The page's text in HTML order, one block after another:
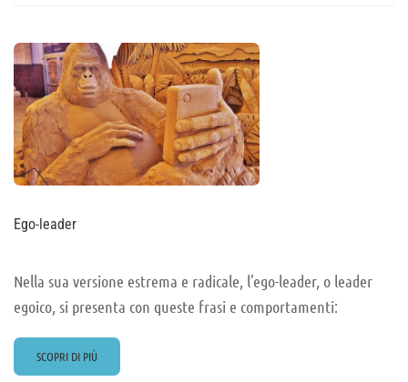
LEADERSHIP
COSCIENZA
COLLETTIVA
Ego-leader
Nella sua versione estrema e radicale, l’ego-leader, o leader
egoico, si presenta con queste frasi e comportamenti:
READ
MORE
SCOPRI DI PIÙ